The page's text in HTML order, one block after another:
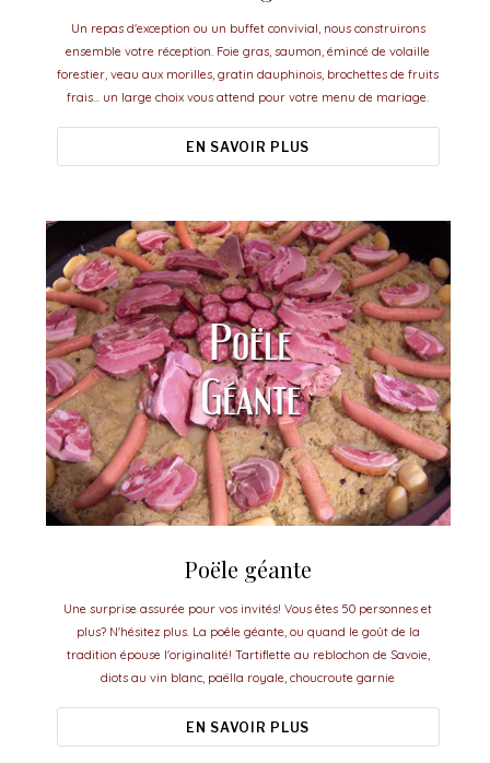
Un repas d'exception ou un buffet convivial, nous construirons
ensemble votre réception. Foie gras, saumon, émincé de volaille
forestier, veau aux morilles, gratin dauphinois, brochettes de fruits
frais... un large choix vous attend pour votre menu de mariage.
EN SAVOIR PLUS
Poële géante
Une surprise assurée pour vos invités! Vous êtes 50 personnes et
plus? N'hésitez plus. La poêle géante, ou quand le goût de la
tradition épouse l'originalité! Tartiflette au reblochon de Savoie,
diots au vin blanc, paëlla royale, choucroute garnie
EN SAVOIR PLUS